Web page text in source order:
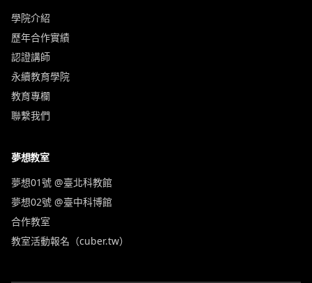
學院介紹
歷年合作實績
認證講師
永續教育學院
教育專欄
聯繫我們
夢想教室
夢想01號 @臺北科教館
夢想02號 @臺中科博館
合作教室
教室活動報名（cuber.tw）